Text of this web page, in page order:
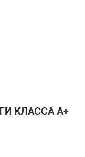
КЛАССА А+